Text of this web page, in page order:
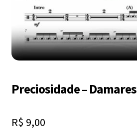
Contato
Dúvidas
Mapa do site
Preciosidade – Damares
R$ 9,00